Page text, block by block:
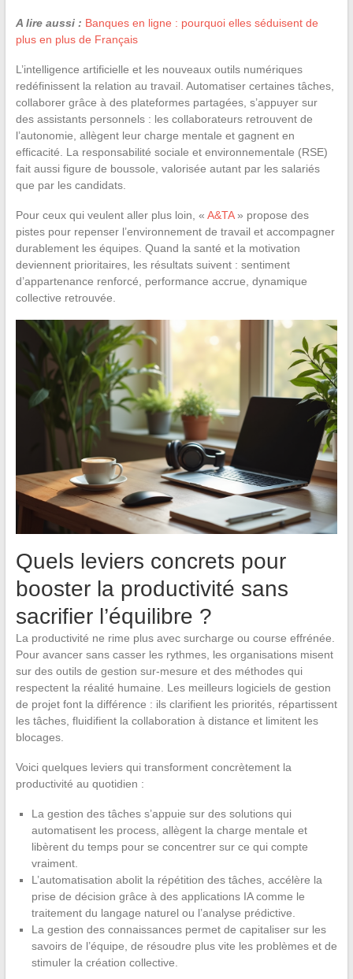
A lire aussi : Banques en ligne : pourquoi elles séduisent de
plus en plus de Français
L’intelligence artificielle et les nouveaux outils numériques
redéfinissent la relation au travail. Automatiser certaines tâches,
collaborer grâce à des plateformes partagées, s’appuyer sur
des assistants personnels : les collaborateurs retrouvent de
l’autonomie, allègent leur charge mentale et gagnent en
efficacité. La responsabilité sociale et environnementale (RSE)
fait aussi figure de boussole, valorisée autant par les salariés
que par les candidats.
Pour ceux qui veulent aller plus loin, « A&TA» propose des
pistes pour repenser l’environnement de travail et accompagner
durablement les équipes. Quand la santé et la motivation
deviennent prioritaires, les résultats suivent : sentiment
d’appartenance renforcé, performance accrue, dynamique
collective retrouvée.
Quels leviers concrets pour
booster la productivité sans
sacrifier l’équilibre ?
La productivité ne rime plus avec surcharge ou course effrénée.
Pour avancer sans casser les rythmes, les organisations misent
sur des outils de gestion sur-mesure et des méthodes qui
respectent la réalité humaine. Les meilleurs logiciels de gestion
de projet font la différence : ils clarifient les priorités, répartissent
les tâches, fluidifient la collaboration à distance et limitent les
blocages.
Voici quelques leviers qui transforment concrètement la
productivité au quotidien :
La gestion des tâches s’appuie sur des solutions qui
automatisent les process, allègent la charge mentale et
libèrent du temps pour se concentrer sur ce qui compte
vraiment.
L’automatisation abolit la répétition des tâches, accélère la
prise de décision grâce à des applications IA comme le
traitement du langage naturel ou l’analyse prédictive.
La gestion des connaissances permet de capitaliser sur les
savoirs de l’équipe, de résoudre plus vite les problèmes et de
stimuler la création collective.